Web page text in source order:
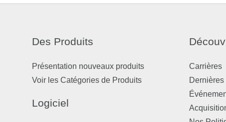
Des Produits
Présentation nouveaux produits
Voir les Catégories de Produits
Logiciel
Carrières